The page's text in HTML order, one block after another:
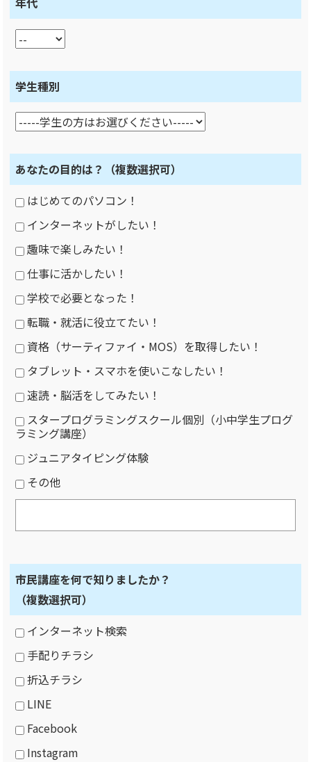
学生種別
あなたの目的は？
（複数選択可）
はじめてのパソコン！
インターネットがしたい！
趣味で楽しみたい！
仕事に活かしたい！
学校で必要となった！
転職・就活に役立てたい！
資格（サーティファイ・MOS）を取得したい！
タブレット・スマホを使いこなしたい！
速読・脳活をしてみたい！
スタープログラミングスクール個別（小中学生プログ
ラミング講座）
ジュニアタイピング体験
その他
市民講座を何で知りましたか？
（複数選択可）
インターネット検索
手配りチラシ
折込チラシ
LINE
Facebook
Instagram